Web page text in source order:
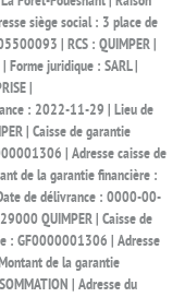
siège social : 3 place de
| RCS : QUIMPER |
juridique : SARL |
|
: 2022-11-29 | Lieu de
| Caisse de garantie
| Adresse caisse de
de la garantie financière :
de délivrance : 0000-00-
QUIMPER | Caisse de
: GF0000001306 | Adresse
de la garantie
| Adresse du